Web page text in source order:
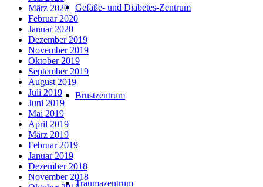
Gefäße- und Diabetes-Zentrum
Brustzentrum
Traumazentrum
März 2020
Februar 2020
Januar 2020
Dezember 2019
November 2019
Oktober 2019
September 2019
August 2019
Juli 2019
Juni 2019
Mai 2019
April 2019
März 2019
Februar 2019
Januar 2019
Dezember 2018
November 2018